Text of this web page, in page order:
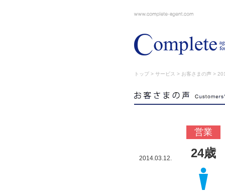
トップ> サービス > お客さまの声>
営業
24歳
2014.03.12.